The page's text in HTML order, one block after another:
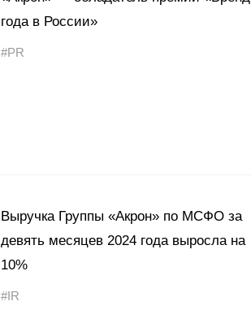
года в России»
#PR
Выручка Группы «Акрон» по МСФО за
девять месяцев 2024 года выросла на
10%
#IR